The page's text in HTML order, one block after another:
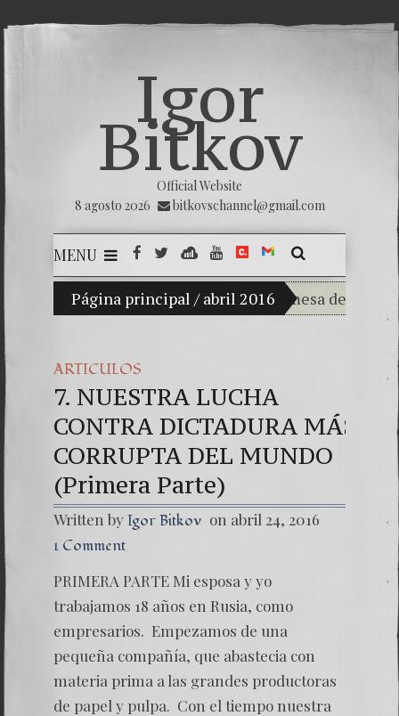
Igor
Bitkov
Official Website
8 agosto 2026
bitkovschannel@gmail.com
MENU
Página principal / abril 2016
Mi hijo Vladimir Bitkov, una promesa del tenis
Rompiendo el
¿Cómo el
Una señal de
7. NUESTRA
ARTICULOS
7. NUESTRA LUCHA
CONTRA DICTADURA MÁS
CORRUPTA DEL MUNDO
(Primera Parte)
Written by Igor Bitkov on abril 24, 2016
1 Comment
PRIMERA PARTE Mi esposa y yo
trabajamos 18 años en Rusia, como
empresarios. Empezamos de una
pequeña compañía, que abastecia con
materia prima a las grandes productoras
de papel y pulpa. Con el tiempo nuestra